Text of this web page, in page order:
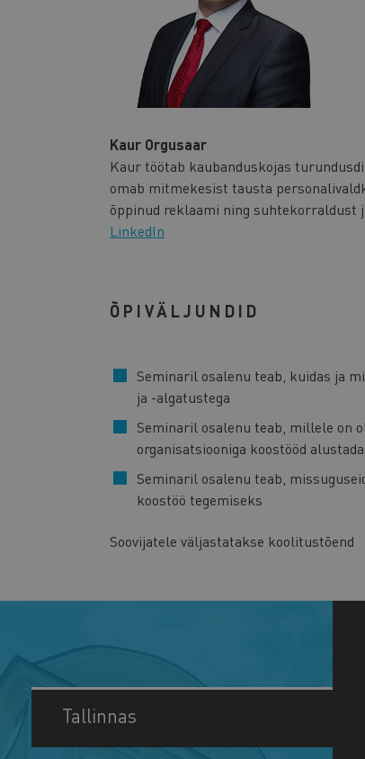
Kaur Orgusaar
Kaur töötab kaubanduskojas
omab mitmekesist tausta
õppinud reklaami ning suhtekorraldust
LinkedIn
ÕPIVÄLJUNDID
Seminaril osalenu teab, kuidas ja
ja -algatustega
Seminaril osalenu teab, millele on
organisatsiooniga koostööd alustada
Seminaril osalenu teab,
koostöö tegemiseks
Soovijatele väljastatakse koolitustõend
Tallinnas